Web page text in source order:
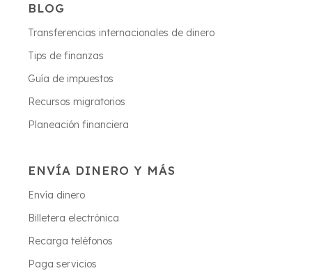
BLOG
Transferencias internacionales de dinero
Tips de finanzas
Guía de impuestos
Recursos migratorios
Planeación financiera
ENVÍA DINERO Y MÁS
Envía dinero
Billetera electrónica
Recarga teléfonos
Paga servicios